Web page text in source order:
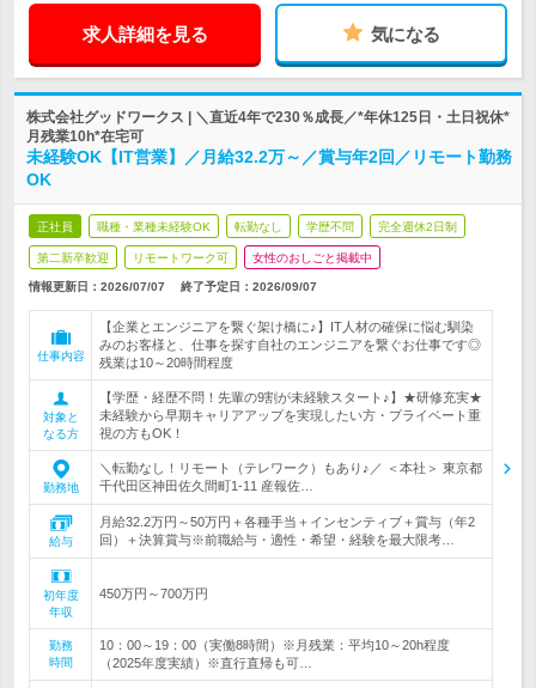
求人詳細を見る 気になる
株式会社グッドワークス | ＼直近4年で230％成長／*年休125日・土日祝休*
月残業10h*在宅可
未経験OK【IT営業】／月給32.2万～／賞与年2回／リモート勤務
OK
正社員 職種・業種未経験OK 転勤なし 学歴不問 完全週休2日制
第二新卒歓迎 リモートワーク可 女性のおしごと掲載中
情報更新日：2026/07/07 終了予定日： 2026/09/07
仕事内容
【企業とエンジニアを繋ぐ架け橋に♪】IT人材の確保に悩む馴染
みのお客様と、仕事を探す自社のエンジニアを繋ぐお仕事です◎
残業は10～20時間程度
対象と
なる方
【学歴・経歴不問！先輩の9割が未経験スタート♪】★研修充実★
未経験から早期キャリアアップを実現したい方・プライベート重
視の方もOK！
勤務地
＼転勤なし！リモート（テレワーク）もあり♪／ ＜本社＞ 東京都
千代田区神田佐久間町1-11 産報佐…
給与
月給32.2万円～50万円＋各種手当＋インセンティブ＋賞与（年2
回）＋決算賞与※前職給与・適性・希望・経験を最大限考…
初年度
年収
450万円～700万円
勤務
時間
10：00～19：00（実働8時間）※月残業：平均10～20h程度
（2025年度実績）※直行直帰も可…